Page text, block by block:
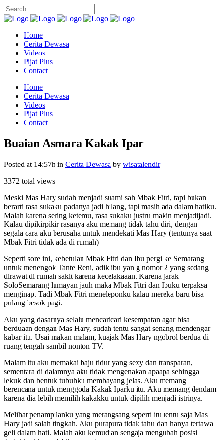
Home
Cerita Dewasa
Videos
Pijat Plus
Contact
Home
Cerita Dewasa
Videos
Pijat Plus
Contact
Buaian Asmara Kakak Ipar
Posted at 14:57h in Cerita Dewasa by wisatalendir
3372 total views
Meski Mas Hary sudah menjadi suami sah Mbak Fitri, tapi bukan
berarti rasa sukaku padanya jadi hilang, tapi masih ada dalam hatiku.
Malah karena sering ketemu, rasa sukaku justru makin menjadijadi.
Kalau dipikirpikir rasanya aku memang tidak tahu diri, dengan
segala cara aku berusaha untuk mendekati Mas Hary (tentunya saat
Mbak Fitri tidak ada di rumah)
Seperti sore ini, kebetulan Mbak Fitri dan Ibu pergi ke Semarang
untuk menengok Tante Reni, adik ibu yan g nomor 2 yang sedang
dirawat di rumah sakit karena kecelakaaan. Karena jarak
SoloSemarang lumayan jauh maka Mbak Fitri dan Ibuku terpaksa
menginap. Tadi Mbak Fitri meneleponku kalau mereka baru bisa
pulang besok pagi.
Aku yang dasarnya selalu mencaricari kesempatan agar bisa
berduaan dengan Mas Hary, sudah tentu sangat senang mendengar
kabar itu. Usai makan malam, kuajak Mas Hary ngobrol berdua di
ruang tengah sambil nonton TV.
Malam itu aku memakai baju tidur yang sexy dan transparan,
sementara di dalamnya aku tidak mengenakan apaapa sehingga
lekuk dan bentuk tubuhku membayang jelas. Aku memang
berencana untuk menggoda Kakak Iparku itu. Aku memang dendam
karena dia lebih memilih kakakku untuk dipilih menjadi istrinya.
Melihat penampilanku yang merangsang seperti itu tentu saja Mas
Hary jadi salah tingkah. Aku purapura tidak tahu dan hanya tertawa
geli dalam hati. Malah aku kemudian sengaja mengubah posisi